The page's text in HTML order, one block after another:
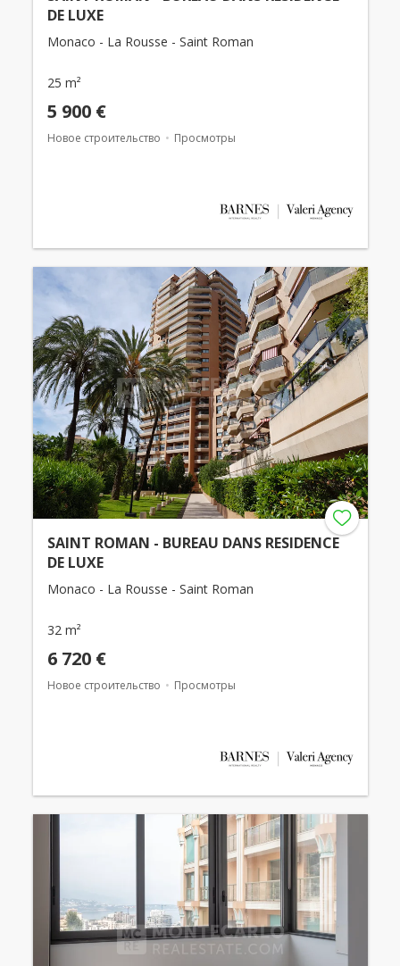
DE LUXE
Monaco - La Rousse - Saint Roman
25 m²
5 900 €
Новое строительство Просмотры
SAINT ROMAN - BUREAU DANS RESIDENCE
DE LUXE
Monaco - La Rousse - Saint Roman
32 m²
6 720 €
Новое строительство Просмотры